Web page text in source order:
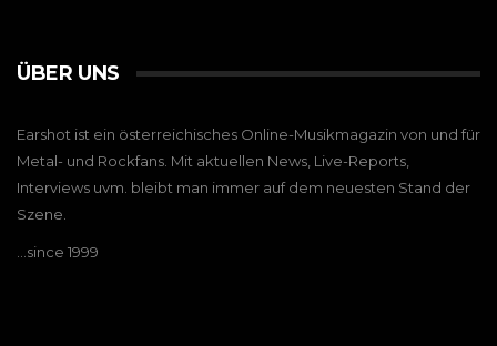
ÜBER UNS
Earshot ist ein österreichisches Online-Musikmagazin von und für
Metal- und Rockfans. Mit aktuellen News, Live-Reports,
Interviews uvm. bleibt man immer auf dem neuesten Stand der
Szene.
…since 1999